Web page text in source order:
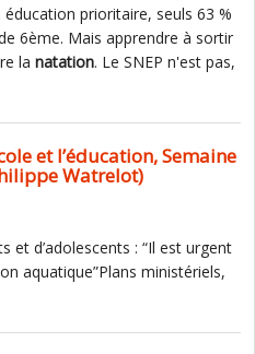
prioritaire, seuls 63 %
6ème. Mais apprendre à sortir
la natation. Le SNEP n'est pas,
et l’éducation, Semaine
Watrelot)
et d’adolescents : “Il est urgent
aquatique”Plans ministériels,